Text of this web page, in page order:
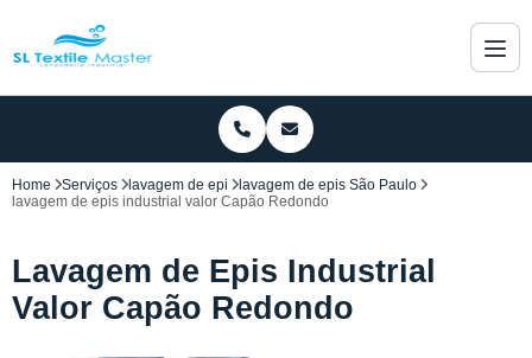
Home Serviços lavagem de epi
lavagem de epis São Paulo
lavagem de epis industrial valor Capão Redondo
Lavagem de Epis Industrial
Valor Capão Redondo